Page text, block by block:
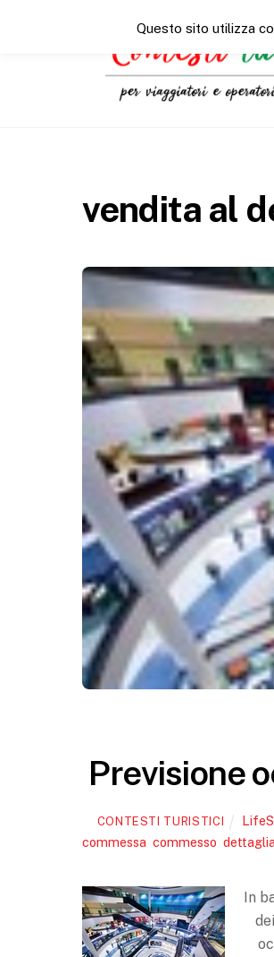
vendita al
Previsione
CONTESTI TURISTICI
commessa ,commesso ,
In
Questo sito utilizza